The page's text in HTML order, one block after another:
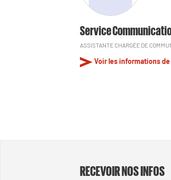
Service
ASSISTANTE CHARGÉE DE
Voir les informations
RECEVOIR NOS INFOS